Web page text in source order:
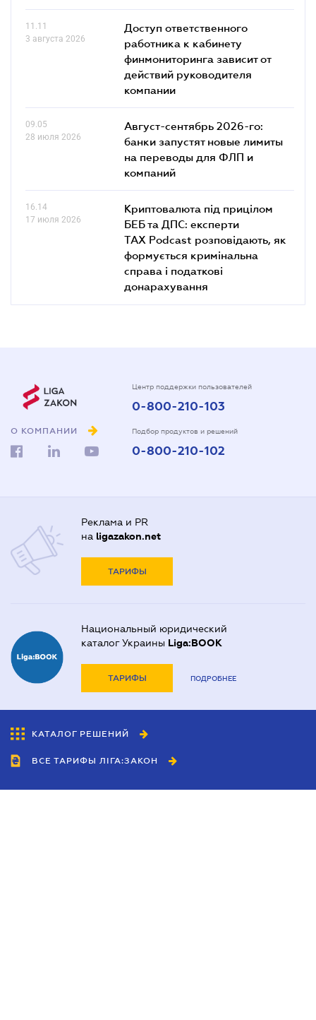
11.11
3 августа 2026
Доступ ответственного
работника к кабинету
финмониторинга зависит от
действий руководителя
компании
09.05
28 июля 2026
Август-сентябрь 2026-го:
банки запустят новые лимиты
на переводы для ФЛП и
компаний
16.14
17 июля 2026
Криптовалюта під прицілом
БЕБ та ДПС: експерти
TAX Podcast розповідають, як
формується кримінальна
справа і податкові
донарахування
О КОМПАНИИ
Центр поддержки пользователей
0-800-210-103
Подбор продуктов и решений
0-800-210-102
Реклама и PR
на ligazakon.net
ТАРИФЫ
Национальный юридический
каталог Украины Liga:BOOK
ТАРИФЫ ПОДРОБНЕЕ
КАТАЛОГ РЕШЕНИЙ
ВСЕ ТАРИФЫ ЛІГА:ЗАКОН